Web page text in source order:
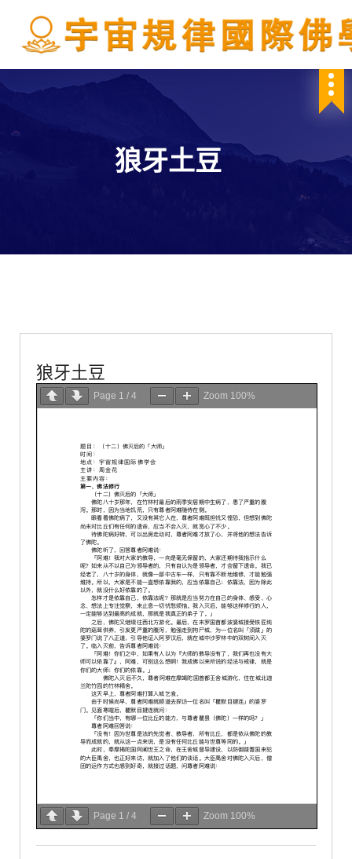
狼牙土豆
狼牙土豆
Page 1 / 4 Zoom 100%
Page 1 / 4 Zoom 100%